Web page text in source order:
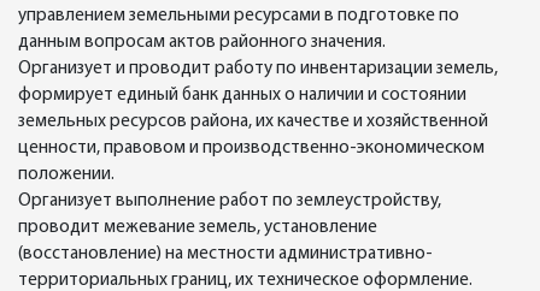
управлением земельными ресурсами в подготовке по
данным вопросам актов районного значения.
Организует и проводит работу по инвентаризации земель,
формирует единый банк данных о наличии и состоянии
земельных ресурсов района, их качестве и хозяйственной
ценности, правовом и производственно-экономическом
положении.
Организует выполнение работ по землеустройству,
проводит межевание земель, установление
(восстановление) на местности административно-
территориальных границ, их техническое оформление.